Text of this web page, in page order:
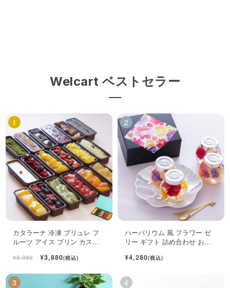
Welcart ベストセラー
カタラーナ 冷凍 ブリュレ フ
ルーツ アイス プリン カスタ
¥3,980 ¥3,880(税込)
ハーバリウム 風 フラワー ゼ
リー ギフト 詰め合わせ おし
¥4,280(税込)